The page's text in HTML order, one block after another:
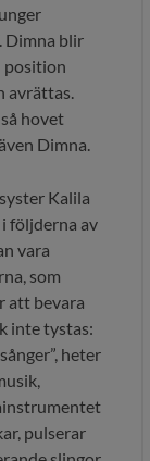
Dimna blir
position
avrättas.
hovet
Dimna.
Kalila
följderna av
vara
som
att bevara
inte tystas:
heter
pulserar